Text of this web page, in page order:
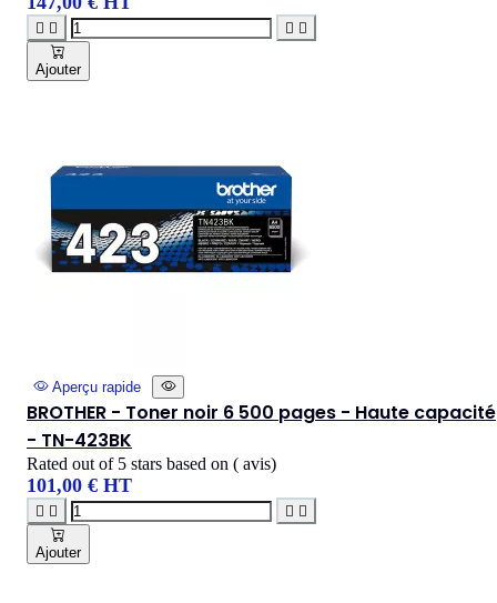
   
Ajouter
Aperçu rapide
BROTHER - Toner noir 6 500 pages - Haute capacité
- TN-423BK
Rated out of 5 stars based on ( avis)
101,00 € HT
   
Ajouter